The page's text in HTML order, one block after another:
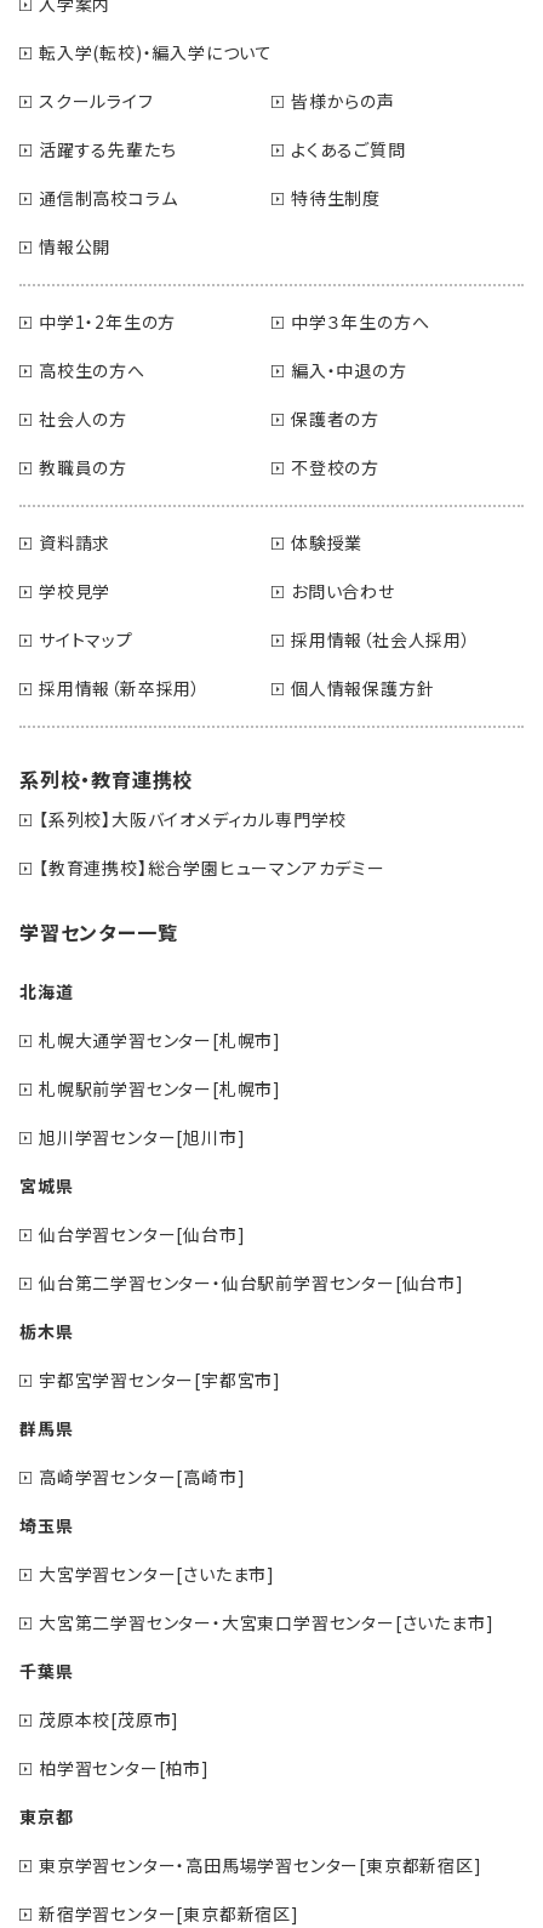
転入学(転校)・編入学について
スクールライフ
皆様からの声
活躍する先輩たち
よくあるご質問
通信制高校コラム
特待生制度
情報公開
中学1・2年生の方
中学３年生の方へ
高校生の方へ
編入・中退の方
社会人の方
保護者の方
教職員の方
不登校の方
資料請求
体験授業
学校見学
お問い合わせ
サイトマップ
採用情報（社会人採用）
採用情報（新卒採用）
個人情報保護方針
系列校・教育連携校
【系列校】大阪バイオメディカル専門学校
【教育連携校】総合学園ヒューマンアカデミー
学習センター一覧
北海道
札幌大通学習センター[札幌市]
札幌駅前学習センター[札幌市]
旭川学習センター[旭川市]
宮城県
仙台学習センター[仙台市]
仙台第二学習センター・仙台駅前学習センター[仙台市]
栃木県
宇都宮学習センター[宇都宮市]
群馬県
高崎学習センター[高崎市]
埼玉県
大宮学習センター[さいたま市]
大宮第二学習センター・大宮東口学習センター[さいたま市]
千葉県
茂原本校[茂原市]
柏学習センター[柏市]
東京都
東京学習センター・高田馬場学習センター[東京都新宿区]
新宿学習センター[東京都新宿区]